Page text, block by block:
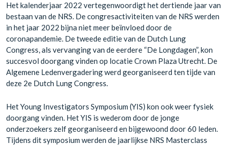
Het kalenderjaar 2022 vertegenwoordigt het dertiende jaar van
bestaan van de NRS. De congresactiviteiten van de NRS werden
in het jaar 2022 bijna niet meer beïnvloed door de
coronapandemie. De tweede editie van de Dutch Lung
Congress, als vervanging van de eerdere “De Longdagen”, kon
succesvol doorgang vinden op locatie Crown Plaza Utrecht. De
Algemene Ledenvergadering werd georganiseerd ten tijde van
deze 2e Dutch Lung Congress.
Het Young Investigators Symposium (YIS) kon ook weer fysiek
doorgang vinden. Het YIS is wederom door de jonge
onderzoekers zelf georganiseerd en bijgewoond door 60 leden.
Tijdens dit symposium werden de jaarlijkse NRS Masterclass